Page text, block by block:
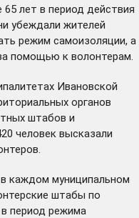
лет в период действия
убеждали жителей
режим самоизоляции, а
помощью к волонтерам.
Ивановской
органов
штабов и
человек высказали
каждом муниципальном
штабы по
период режима